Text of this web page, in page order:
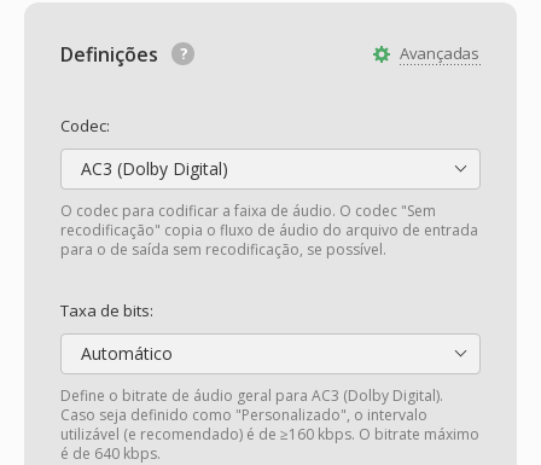
Avançadas
Definições
Codec:
AC3 (Dolby Digital)
O codec para codificar a faixa de áudio. O codec "Sem
recodificação" copia o fluxo de áudio do arquivo de entrada
para o de saída sem recodificação, se possível.
Taxa de bits:
Automático
Define o bitrate de áudio geral para AC3 (Dolby Digital).
Caso seja definido como "Personalizado", o intervalo
utilizável (e recomendado) é de ≥160 kbps. O bitrate máximo
é de 640 kbps.